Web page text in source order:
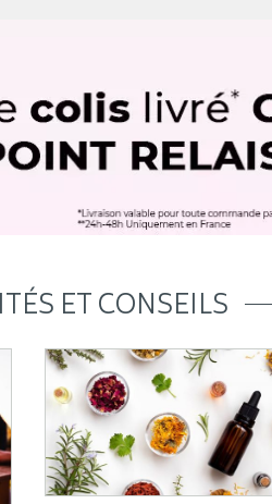
ET CONSEILS